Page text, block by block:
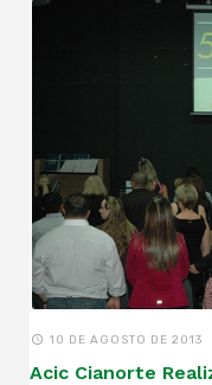
10 DE AGOSTO DE 2013
Acic Cianorte